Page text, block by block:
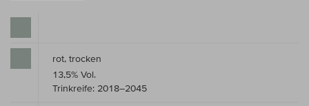
rot, trocken
13,5% Vol.
Trinkreife: 2018–2045